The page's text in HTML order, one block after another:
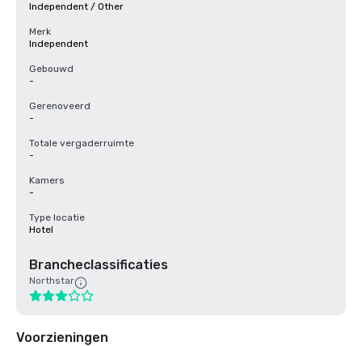
Independent / Other
Merk
Independent
Gebouwd
-
Gerenoveerd
-
Totale vergaderruimte
-
Kamers
-
Type locatie
Hotel
Brancheclassificaties
Northstar
Voorzieningen